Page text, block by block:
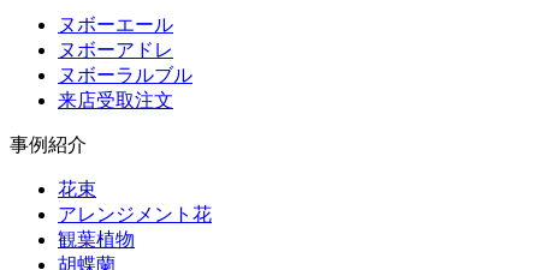
ヌボーエール
ヌボーアドレ
ヌボーラルブル
来店受取注文
事例紹介
花束
アレンジメント花
観葉植物
胡蝶蘭